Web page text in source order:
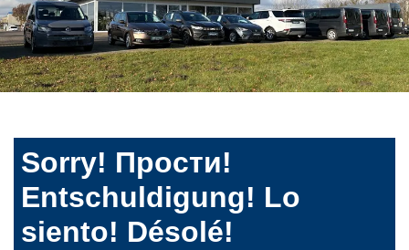
Sorry! Прости!
Entschuldigung! Lo
siento! Désolé!